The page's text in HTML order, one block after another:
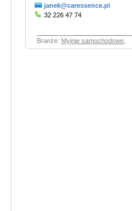
janek@caressence.pl
32 226 47 74
Branże: Myjnie samochodowe